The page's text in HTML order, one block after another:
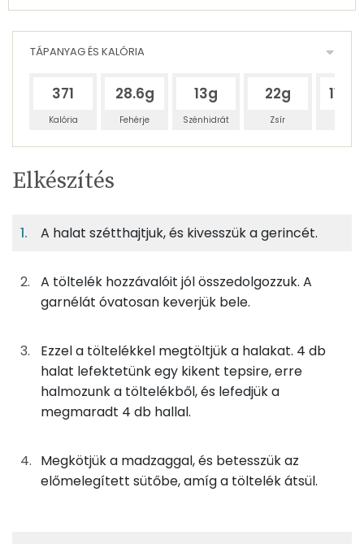
TÁPANYAG ÉS KALÓRIA
371
Kalória
28.6g
Fehérje
13g
Szénhidrát
22g
Zsír
Egy
adagban
16%
7%
12%
200gmakréla
25g
kenyér
69 kcal
11g petrezselyem
4 kcal
1gfokhagyma
0gsó
0 kcal
0g bors
0 kcal
TÁPANYAGTARTALOM
Egy
4
100
16%
Fehérje
7%
Szénhidrát
12%
Zsír
Foszfor
Nátrium
Kálcium
Elkészítés
A halat szétthajtjuk, és kivesszük a gerincét.
A töltelék hozzávalóit jól összedolgozzuk. A
garnélát óvatosan keverjük bele.
Ezzel a töltelékkel megtöltjük a halakat. 4 db
halat lefektetünk egy kikent tepsire, erre
halmozunk a töltelékből, és lefedjük a
megmaradt 4 db hallal.
Megkötjük a madzaggal, és betesszük az
előmelegített sütőbe, amíg a töltelék átsül.